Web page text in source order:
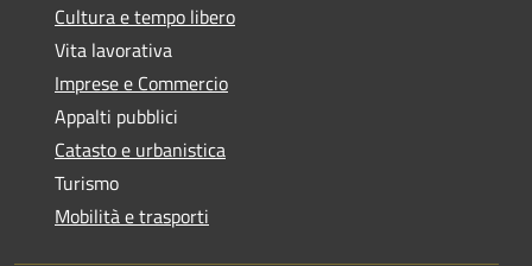
Cultura e tempo libero
Vita lavorativa
Imprese e Commercio
Appalti pubblici
Catasto e urbanistica
Turismo
Mobilità e trasporti